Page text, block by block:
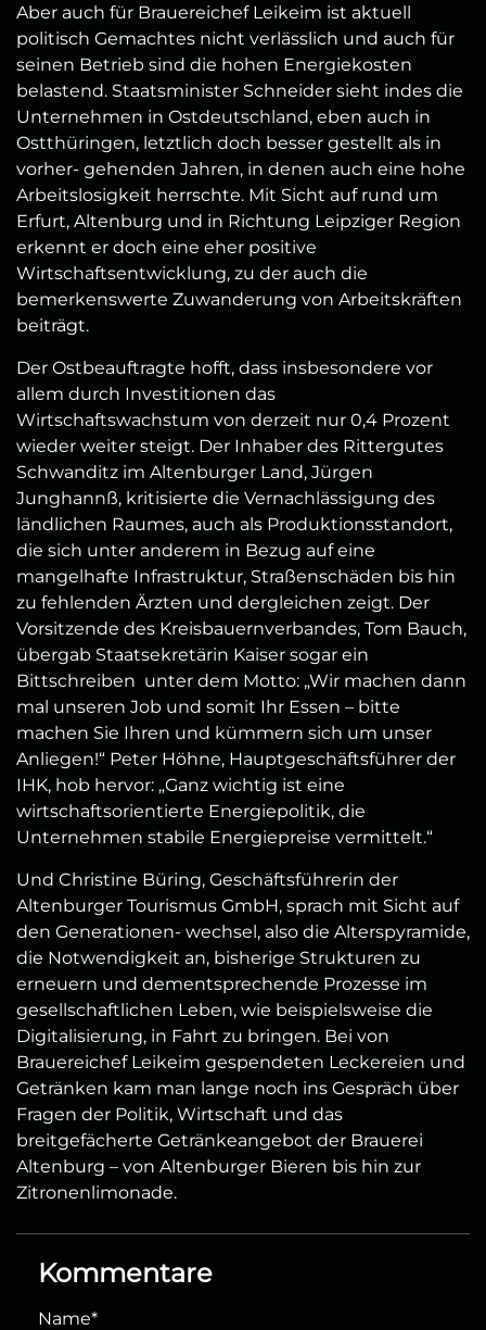
Aber auch für Brauereichef Leikeim ist aktuell
politisch Gemachtes nicht verlässlich und auch für
seinen Betrieb sind die hohen Energiekosten
belastend. Staatsminister Schneider sieht indes die
Unternehmen in Ostdeutschland, eben auch in
Ostthüringen, letztlich doch besser gestellt als in
vorher- gehenden Jahren, in denen auch eine hohe
Arbeitslosigkeit herrschte. Mit Sicht auf rund um
Erfurt, Altenburg und in Richtung Leipziger Region
erkennt er doch eine eher positive
Wirtschaftsentwicklung, zu der auch die
bemerkenswerte Zuwanderung von Arbeitskräften
beiträgt.
Der Ostbeauftragte hofft, dass insbesondere vor
allem durch Investitionen das
Wirtschaftswachstum von derzeit nur 0,4 Prozent
wieder weiter steigt. Der Inhaber des Rittergutes
Schwanditz im Altenburger Land, Jürgen
Junghannß, kritisierte die Vernachlässigung des
ländlichen Raumes, auch als Produktionsstandort,
die sich unter anderem in Bezug auf eine
mangelhafte Infrastruktur, Straßenschäden bis hin
zu fehlenden Ärzten und dergleichen zeigt. Der
Vorsitzende des Kreisbauernverbandes, Tom Bauch,
übergab Staatsekretärin Kaiser sogar ein
Bittschreiben unter dem Motto: „Wir machen dann
mal unseren Job und somit Ihr Essen – bitte
machen Sie Ihren und kümmern sich um unser
Anliegen!“ Peter Höhne, Hauptgeschäftsführer der
IHK, hob hervor: „Ganz wichtig ist eine
wirtschaftsorientierte Energiepolitik, die
Unternehmen stabile Energiepreise vermittelt.“
Und Christine Büring, Geschäftsführerin der
Altenburger Tourismus GmbH, sprach mit Sicht auf
den Generationen- wechsel, also die Alterspyramide,
die Notwendigkeit an, bisherige Strukturen zu
erneuern und dementsprechende Prozesse im
gesellschaftlichen Leben, wie beispielsweise die
Digitalisierung, in Fahrt zu bringen. Bei von
Brauereichef Leikeim gespendeten Leckereien und
Getränken kam man lange noch ins Gespräch über
Fragen der Politik, Wirtschaft und das
breitgefächerte Getränkeangebot der Brauerei
Altenburg – von Altenburger Bieren bis hin zur
Zitronenlimonade.
Kommentare
Name*